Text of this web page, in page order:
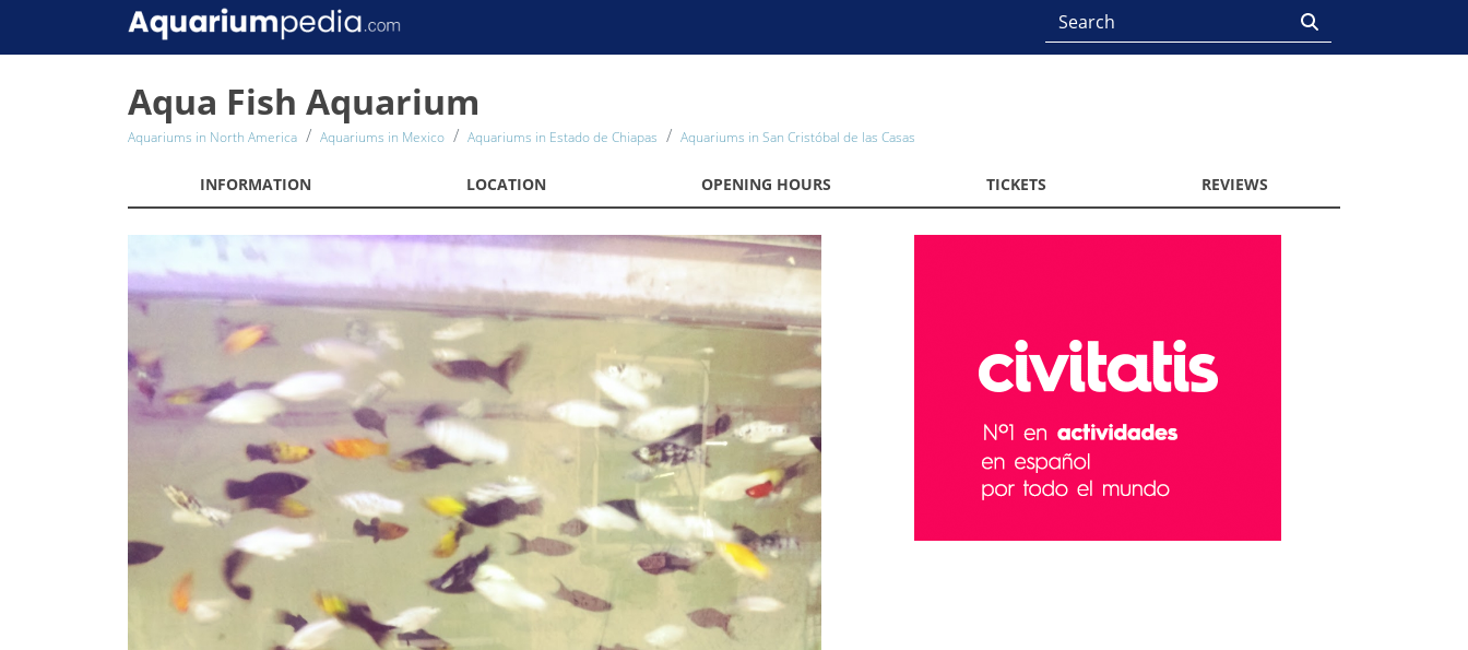
Aqua Fish Aquarium
Aquariums in North America Aquariums in Mexico Aquariums in Estado de Chiapas Aquariums in San Cristóbal de las Casas
INFORMATION LOCATION OPENING HOURS TICKETS REVIEWS